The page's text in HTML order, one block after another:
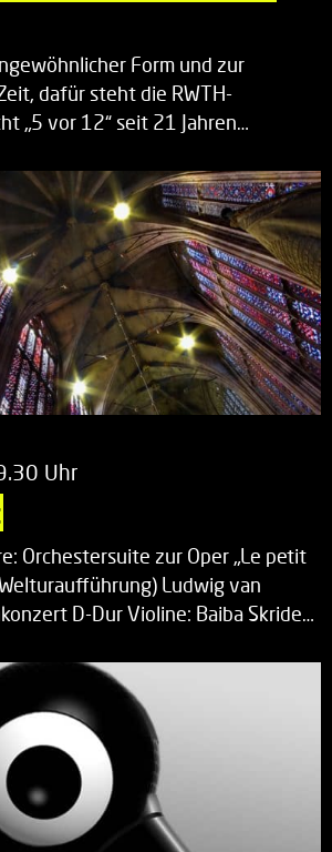
Form und zur
dafür steht die RWTH-
„5 vor 12“ seit 21 Jahren…
Uhr
Orchestersuite zur Oper „Le petit
Ludwig van
D-Dur Violine: Baiba Skride…